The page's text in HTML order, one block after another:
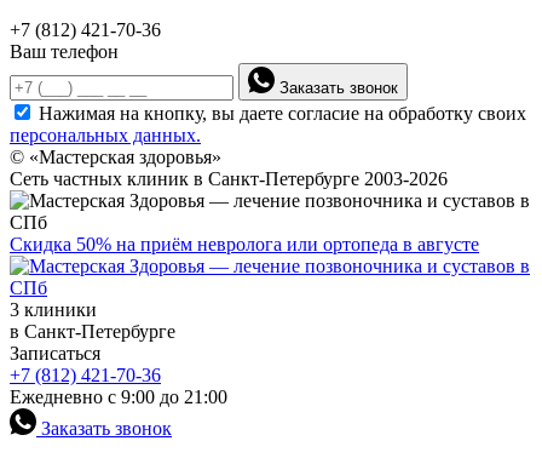
+7 (812) 421-70-36
Ваш телефон
Заказать звонок
Нажимая на кнопку, вы даете согласие на обработку своих
персональных данных.
© «Мастерская здоровья»
Сеть частных клиник в Санкт-Петербурге 2003-2026
Скидка 50% на приём невролога или ортопеда в августе
3 клиники
в Санкт-Петербурге
Записаться
+7 (812) 421-70-36
Ежедневно с 9:00 до 21:00
Заказать звонок